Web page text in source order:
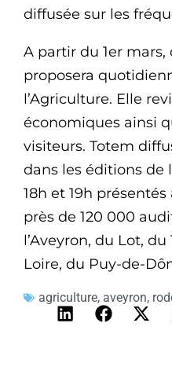
diffusée sur les
A partir du 1er
proposera
l’Agriculture. Elle
économiques ainsi
visiteurs. Totem
dans les éditions de
18h et 19h
près de 120 000
l’Aveyron, du Lot,
Loire, du Puy-de-
agriculture, aveyron,